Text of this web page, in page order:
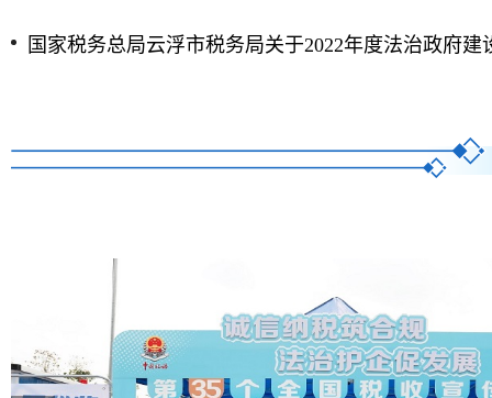
国家税务总局云浮市税务局关于2022年度法治政府建